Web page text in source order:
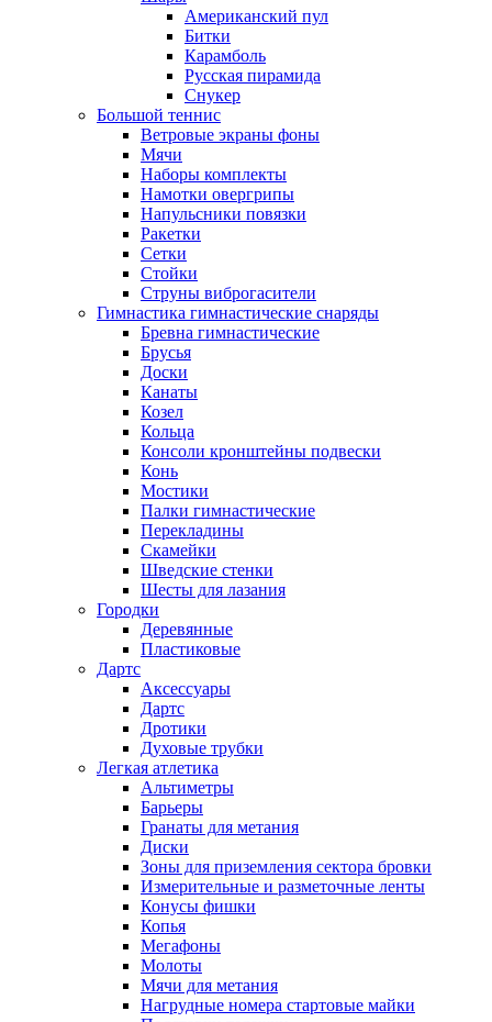
Американский пул
Битки
Карамболь
Русская пирамида
Снукер
Большой теннис
Ветровые экраны фоны
Мячи
Наборы комплекты
Намотки овергрипы
Напульсники повязки
Ракетки
Сетки
Стойки
Струны виброгасители
Гимнастика гимнастические снаряды
Бревна гимнастические
Брусья
Доски
Канаты
Козел
Кольца
Консоли кронштейны подвески
Конь
Мостики
Палки гимнастические
Перекладины
Скамейки
Шведские стенки
Шесты для лазания
Городки
Деревянные
Пластиковые
Дартс
Аксессуары
Дартс
Дротики
Духовые трубки
Легкая атлетика
Альтиметры
Барьеры
Гранаты для метания
Диски
Зоны для приземления сектора бровки
Измерительные и разметочные ленты
Конусы фишки
Копья
Мегафоны
Молоты
Мячи для метания
Нагрудные номера стартовые майки